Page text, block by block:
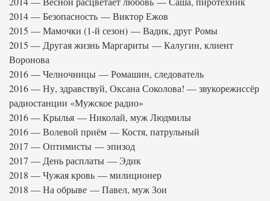
2014 — Безопасность — Виктор Ежов
2015 — Мамочки (1-й сезон) — Вадик, друг Ромы
2015 — Другая жизнь Маргариты — Калугин, клиент
Воронова
2016 — Челночницы — Ромашин, следователь
2016 — Ну, здравствуй, Оксана Соколова! — звукорежиссёр
радиостанции «Мужское радио»
2016 — Крылья — Николай, муж Людмилы
2016 — Волевой приём — Костя, патрульный
2017 — Оптимисты — эпизод
2017 — День расплаты — Эдик
2018 — Чужая кровь — милиционер
2018 — На обрыве — Павел, муж Зои